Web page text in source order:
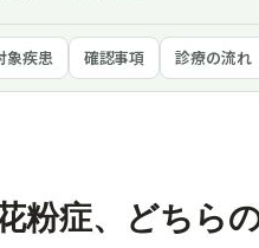
象疾患 確認事項 診療の流れ
粉症、どちら